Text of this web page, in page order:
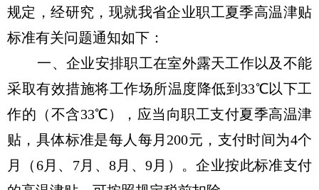
规定，经研究，现就我省企业职工夏季高温津贴
标准有关问题通知如下：
一、企业安排职工在室外露天工作以及不能
采取有效措施将工作场所温度降低到33℃以下工
作的（不含33℃），应当向职工支付夏季高温津
贴，具体标准是每人每月200元，支付时间为4个
月（6月、7月、8月、9月）。企业按此标准支付